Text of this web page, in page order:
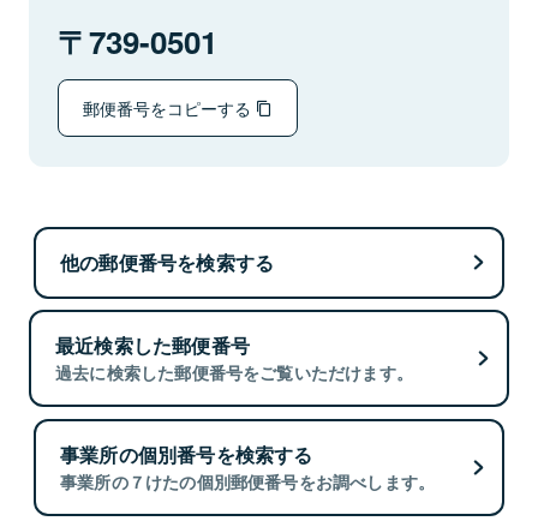
739-0501
郵便番号をコピーする
他の郵便番号を検索する
最近検索した郵便番号
過去に検索した郵便番号をご覧いただけます。
事業所の個別番号を検索する
事業所の７けたの個別郵便番号をお調べします。